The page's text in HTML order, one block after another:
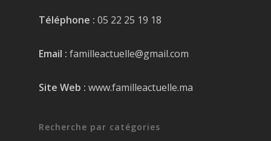
Téléphone : 05 22 25 19 18
Email : familleactuelle@gmail.com
Site Web : www.familleactuelle.ma
Recherche par catégories